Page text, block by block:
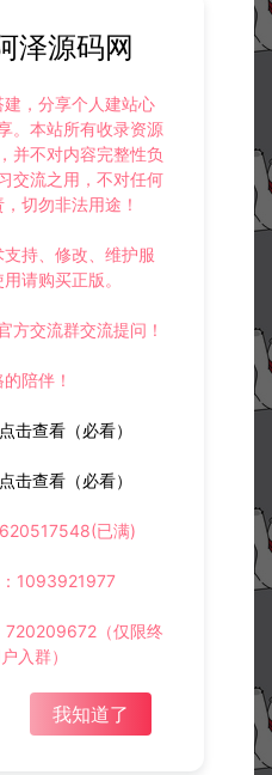
，请先 登录
赏
泽源码网
，分享个人建站心
。本站所有收录资源
并不对内容完整性负
交流之用，不对任何
切勿非法用途！
持、修改、维护服
请购买正版。
方交流群交流提问！
陪伴！
点击查看（必看）
点击查看（必看）
已满)
1093921977
720209672（仅限终
入群）
我知道了